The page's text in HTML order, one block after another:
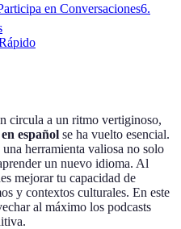
en Conversaciones6.
circula a un ritmo vertiginoso,
español se ha vuelto esencial.
herramienta valiosa no solo
un nuevo idioma. Al
mejorar tu capacidad de
y contextos culturales. En este
al máximo los podcasts